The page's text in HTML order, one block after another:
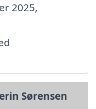
2025,
Sørensen